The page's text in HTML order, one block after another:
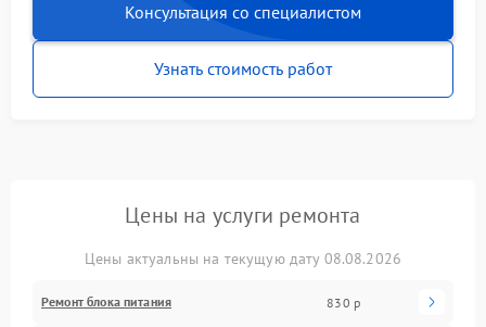
Консультация со специалистом
Узнать стоимость работ
Цены на услуги ремонта
Цены актуальны на текущую дату 08.08.2026
Ремонт блока питания 830 р